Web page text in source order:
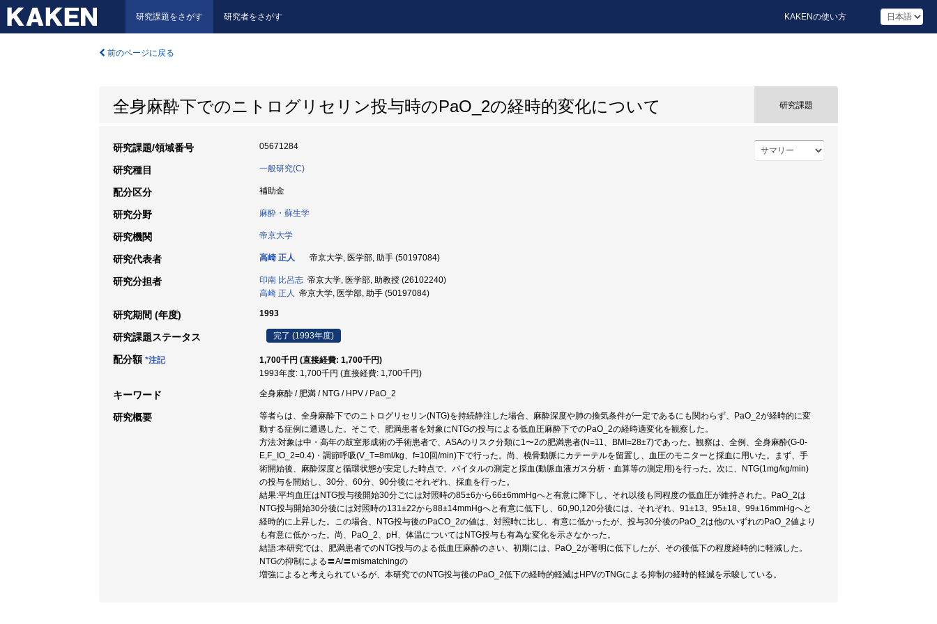
研究課題をさがす 研究者をさがす KAKENの使い方
前のページに戻る
全身麻酔下でのニトログリセリン投与時のPaO_2の経時的変化について 研究課題
研究課題/領域番号 05671284
研究種目 一般研究(C)
配分区分 補助金
研究分野 麻酔・蘇生学
研究機関 帝京大学
研究代表者 高崎 正人 帝京大学, 医学部, 助手 (50197084)
研究分担者 印南 比呂志 帝京大学, 医学部, 助教授 (26102240)
高崎 正人 帝京大学, 医学部, 助手 (50197084)
研究期間 (年度) 1993
研究課題ステータス 完了 (1993年度)
配分額 *注記
1,700千円 (直接経費: 1,700千円)
1993年度: 1,700千円 (直接経費: 1,700千円)
キーワード 全身麻酔 / 肥満 / NTG / HPV / PaO_2
研究概要
等者らは、全身麻酔下でのニトログリセリン(NTG)を持続静注した場合、麻酔深度や肺の換気条件が一定であるにも関わらず、PaO_2が経時的に変
動する症例に遭遇した。そこで、肥満患者を対象にNTGの投与による低血圧麻酔下でのPaO_2の経時適変化を観察した。
方法:対象は中・高年の鼓室形成術の手術患者で、ASAのリスク分類に1〜2の肥満患者(N=11、BMI=28±7)であった。観察は、全例、全身麻酔(G-0-
E,F_IO_2=0.4)・調節呼吸(V_T=8ml/kg、f=10回/min)下で行った。尚、橈骨動脈にカテーテルを留置し、血圧のモニターと採血に用いた。まず、手
術開始後、麻酔深度と循環状態が安定した時点で、バイタルの測定と採血(動脈血液ガス分析・血算等の測定用)を行った。次に、NTG(1mg/kg/min)
の投与を開始し、30分、60分、90分後にそれぞれ、採血を行った。
結果:平均血圧はNTG投与後開始30分ごには対照時の85±6から66±6mmHgへと有意に降下し、それ以後も同程度の低血圧が維持された。PaO_2は
NTG投与開始30分後には対照時の131±22から88±14mmHgへと有意に低下し、60,90,120分後には、それぞれ、91±13、95±18、99±16mmHgへと
経時的に上昇した。この場合、NTG投与後のPaCO_2の値は、対照時に比し、有意に低かったが、投与30分後のPaO_2は他のいずれのPaO_2値より
も有意に低かった。尚、PaO_2、pH、体温についてはNTG投与も有為な変化を示さなかった。
結語:本研究では、肥満患者でのNTG投与のよる低血圧麻酔のさい、初期には、PaO_2が著明に低下したが、その後低下の程度経時的に軽減した。
NTGの抑制による〓A/〓mismatchingの
増強によると考えられているが、本研究でのNTG投与後のPaO_2低下の経時的軽減はHPVのTNGによる抑制の経時的軽減を示唆している。